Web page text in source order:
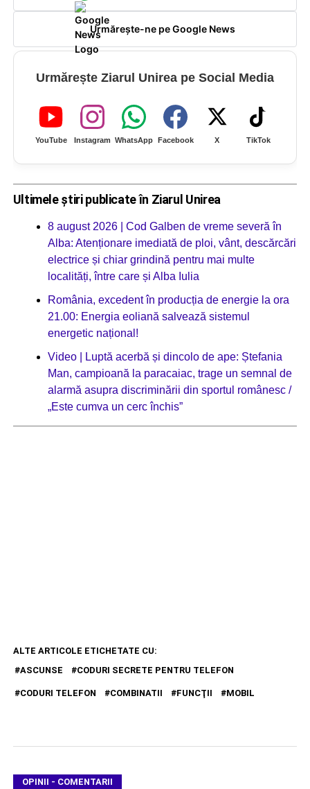
Urmărește-ne pe Google News
Urmărește Ziarul Unirea pe Social Media
YouTube Instagram WhatsApp Facebook X TikTok
Ultimele știri publicate în Ziarul Unirea
8 august 2026 | Cod Galben de vreme severă în
Alba: Atenționare imediată de ploi, vânt, descărcări
electrice și chiar grindină pentru mai multe
localități, între care și Alba Iulia
România, excedent în producția de energie la ora
21.00: Energia eoliană salvează sistemul
energetic național!
Video | Luptă acerbă și dincolo de ape: Ștefania
Man, campioană la paracaiac, trage un semnal de
alarmă asupra discriminării din sportul românesc /
„Este cumva un cerc închis”
ALTE ARTICOLE ETICHETATE CU:
ASCUNSE
CODURI SECRETE PENTRU TELEFON
CODURI TELEFON COMBINATII FUNCŢII MOBIL
OPINII - COMENTARII